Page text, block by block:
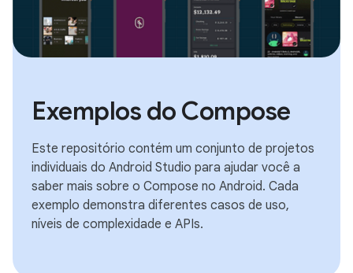
Exemplos do Compose
Este repositório contém um conjunto de projetos
individuais do Android Studio para ajudar você a
saber mais sobre o Compose no Android. Cada
exemplo demonstra diferentes casos de uso,
níveis de complexidade e APIs.